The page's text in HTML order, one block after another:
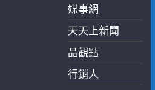
媒事網
天天上新聞
品觀點
行銷人